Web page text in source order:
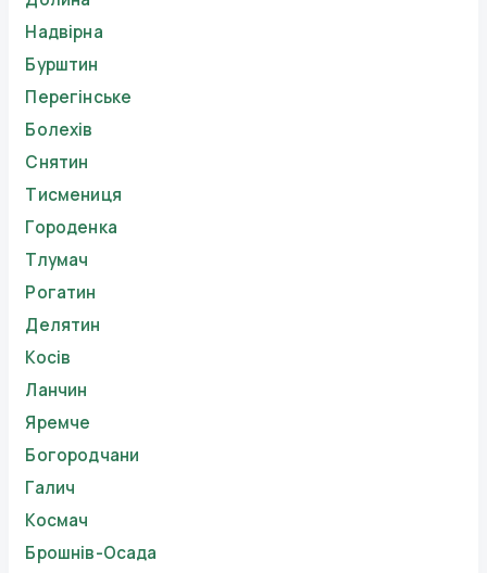
Надвірна
Бурштин
Перегінське
Болехів
Снятин
Тисмениця
Городенка
Тлумач
Рогатин
Делятин
Косів
Ланчин
Яремче
Богородчани
Галич
Космач
Брошнів-Осада